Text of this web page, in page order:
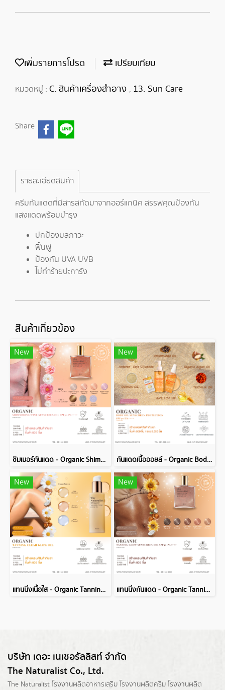
เพิ่มรายการโปรด เปรียบเทียบ
หมวดหมู่ : C. สินค้าเครื่องสำอาง , 13. Sun Care
Share
รายละเอียดสินค้า
ครีมกันแดดที่มีสารสกัดมาจากออร์แกนิค สรรพคุณป้องกัน
แสงแดดพร้อมบำรุง
ปกป้องมลภาวะ
ฟื้นฟู
ป้องกัน UVA UVB
ไม่ทำร้ายปะการัง
สินค้าเกี่ยวข้อง
New
ชิมเมอร์กันแดด - Organic Shimmering Wink Sunscreen Oil
New
กันแดดเนื้อออยล์ - Organic Body Oil Sunscreen Protection SPF50/PA++++
New
แทนนิ่งเนื้อใส - Organic Tanning Clear Glow Oil
New
แทนนิ่งกันแดด - Organic Tanning Glow Sunscreen Oil
บริษัท เดอะ เนเชอรัลลิสท์ จำกัด
The Naturalist Co., Ltd.
The Naturalist โรงงานผลิตอาหารเสริม โรงงานผลิตครีม โรงงานผลิต